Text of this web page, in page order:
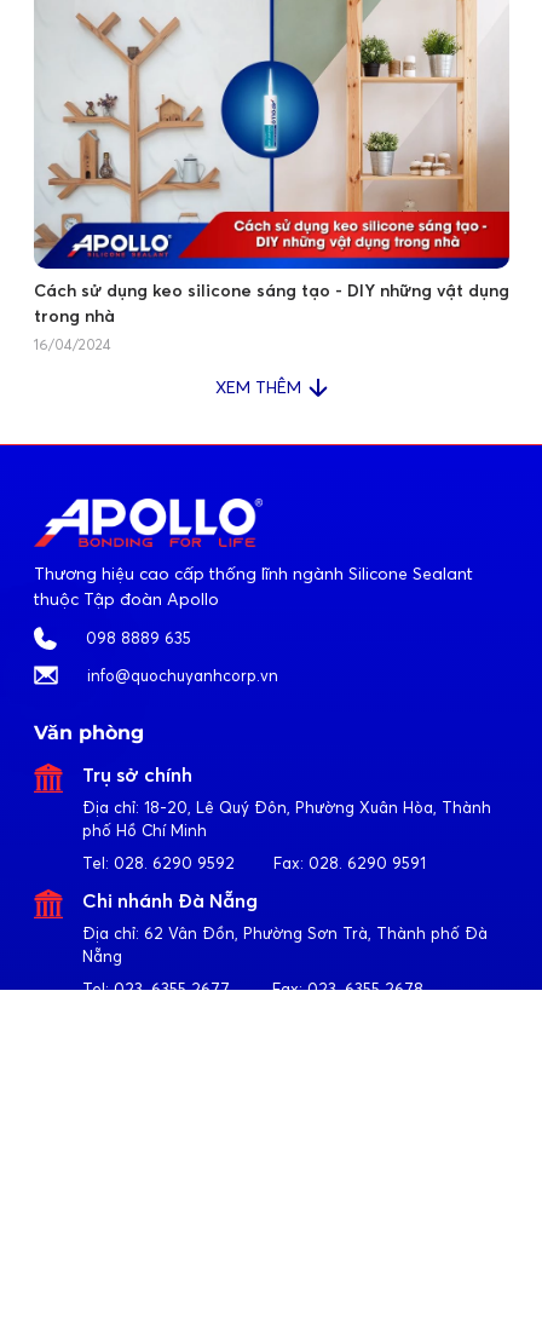
Cách sử dụng keo silicone sáng tạo - DIY những vật dụng
trong nhà
16/04/2024
XEM THÊM
Thương hiệu cao cấp thống lĩnh ngành Silicone Sealant
thuộc Tập đoàn Apollo
098 8889 635
info@quochuyanhcorp.vn
Văn phòng
Trụ sở chính
Địa chỉ: 18-20, Lê Quý Đôn, Phường Xuân Hòa, Thành
phố Hồ Chí Minh
Tel: 028. 6290 9592 Fax: 028. 6290 9591
Chi nhánh Đà Nẵng
Địa chỉ: 62 Vân Đồn, Phường Sơn Trà, Thành phố Đà
Nẵng
Tel: 023. 6355 2677 Fax: 023. 6355 2678